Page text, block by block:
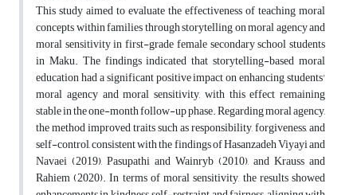
This study aimed to evaluate the effectiveness of teaching moral
concepts within families through storytelling on moral agency and
moral sensitivity in first-grade female secondary school students
in Maku. The findings indicated that storytelling-based moral
education had a significant positive impact on enhancing students'
moral agency and moral sensitivity, with this effect remaining
stable in the one-month follow-up phase. Regarding moral agency,
the method improved traits such as responsibility, forgiveness, and
self-control, consistent with the findings of Hasanzadeh Viyayi and
Navaei (2019), Pasupathi and Wainryb (2010), and Krauss and
Rahiem (2020). In terms of moral sensitivity, the results showed